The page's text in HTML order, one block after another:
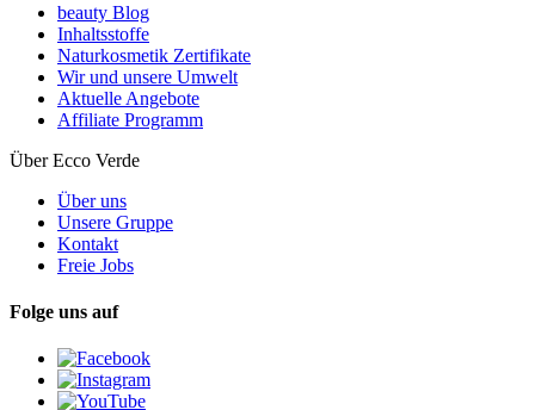
beauty Blog
Inhaltsstoffe
Naturkosmetik Zertifikate
Wir und unsere Umwelt
Aktuelle Angebote
Affiliate Programm
Über Ecco Verde
Über uns
Unsere Gruppe
Kontakt
Freie Jobs
Folge uns auf